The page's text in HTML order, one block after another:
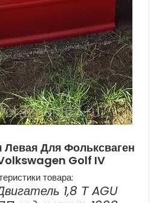
Для Фольксваген
Golf IV
товара:
1,8 Т AGU